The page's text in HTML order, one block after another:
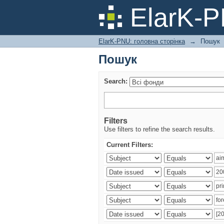
ElarK-
Пошук
ElarK-PNU: головна сторінка → Пошук
Пошук
Search:
Filters
Use filters to refine the search results.
Current Filters: